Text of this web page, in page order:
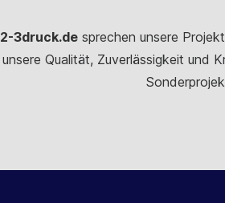
3druck.de sprechen unsere
unsere Qualität, Zuverlässigkeit und